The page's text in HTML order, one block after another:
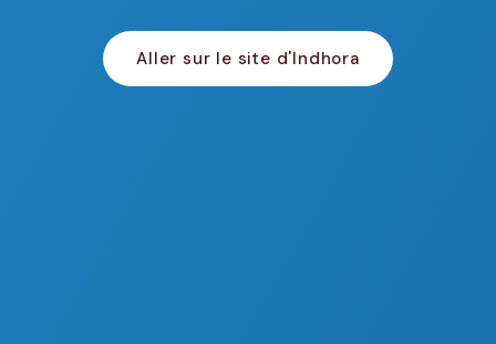
Aller sur le site d'Indhora